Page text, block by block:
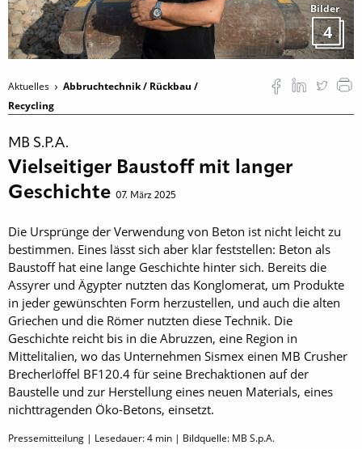
Bilder
4
Aktuelles
Abbruchtechnik / Rückbau /
Recycling
MB S.P.A.
Vielseitiger Baustoff mit langer
Geschichte 07. März 2025
Die Ursprünge der Verwendung von Beton ist nicht leicht zu
bestimmen. Eines lässt sich aber klar feststellen: Beton als
Baustoff hat eine lange Geschichte hinter sich. Bereits die
Assyrer und Ägypter nutzten das Konglomerat, um Produkte
in jeder gewünschten Form herzustellen, und auch die alten
Griechen und die Römer nutzten diese Technik. Die
Geschichte reicht bis in die Abruzzen, eine Region in
Mittelitalien, wo das Unternehmen Sismex einen MB Crusher
Brecherlöffel BF120.4 für seine Brechaktionen auf der
Baustelle und zur Herstellung eines neuen Materials, eines
nichttragenden Öko-Betons, einsetzt.
Pressemitteilung | Lesedauer:4 min | Bildquelle: MB S.p.A.